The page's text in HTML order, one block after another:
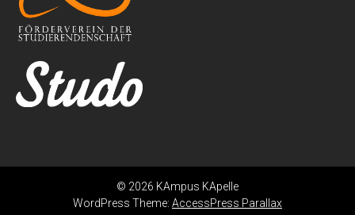
© 2026 KAmpus KApelle
WordPress Theme: AccessPress Parallax